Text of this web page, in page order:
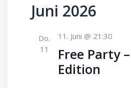
Juni 2026
Do.
11
Free Party
Edition
11. Juni @ 21:30